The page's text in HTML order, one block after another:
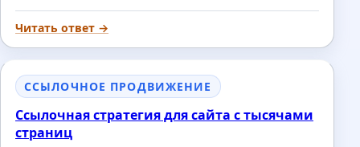
Читать ответ →
ССЫЛОЧНОЕ ПРОДВИЖЕНИЕ
Ссылочная стратегия для сайта с тысячами
страниц